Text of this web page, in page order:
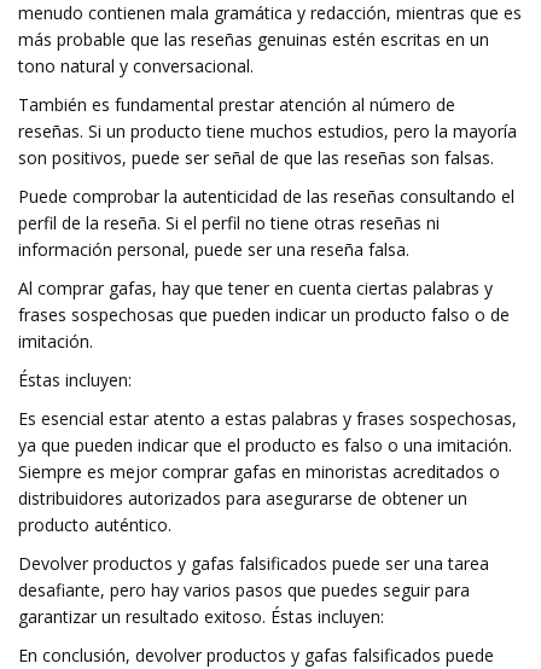
menudo contienen mala gramática y redacción, mientras que es
más probable que las reseñas genuinas estén escritas en un
tono natural y conversacional.
También es fundamental prestar atención al número de
reseñas. Si un producto tiene muchos estudios, pero la mayoría
son positivos, puede ser señal de que las reseñas son falsas.
Puede comprobar la autenticidad de las reseñas consultando el
perfil de la reseña. Si el perfil no tiene otras reseñas ni
información personal, puede ser una reseña falsa.
Al comprar gafas, hay que tener en cuenta ciertas palabras y
frases sospechosas que pueden indicar un producto falso o de
imitación.
Éstas incluyen:
Es esencial estar atento a estas palabras y frases sospechosas,
ya que pueden indicar que el producto es falso o una imitación.
Siempre es mejor comprar gafas en minoristas acreditados o
distribuidores autorizados para asegurarse de obtener un
producto auténtico.
Devolver productos y gafas falsificados puede ser una tarea
desafiante, pero hay varios pasos que puedes seguir para
garantizar un resultado exitoso. Éstas incluyen:
En conclusión, devolver productos y gafas falsificados puede